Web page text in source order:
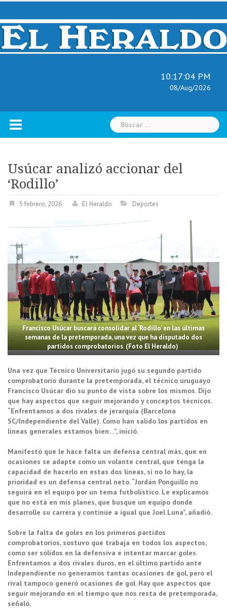
Skip
content
10:17:05 PM
08/Aug/2026
Buscar:
Usúcar analizó accionar del
‘Rodillo’
5 febrero, 2026 El Heraldo Deportes
Francisco Usúcar buscará consolidar al ‘Rodillo’ en las últimas
semanas de la pretemporada, una vez que ha disputado dos
partidos comprobatorios. (Foto El Heraldo)
Una vez que Técnico Universitario jugó su segundo partido
comprobatorio durante la pretemporada, el técnico uruguayo
Francisco Usúcar dio su punto de vista sobre los mismos. Dijo
que hay aspectos que seguir mejorando y conceptos técnicos.
“Enfrentamos a dos rivales de jerarquía (Barcelona
SC/Independiente del Valle). Como han salido los partidos en
líneas generales estamos bien…”, inició.
Manifestó que le hace falta un defensa central más, que en
ocasiones se adapte como un volante central, que tenga la
capacidad de hacerlo en estas dos líneas, si no lo hay, la
prioridad es un defensa central neto. “Jordán Ponguillo no
seguirá en el equipo por un tema futbolístico. Le explicamos
que no está en mis planes, que busque un equipo donde
desarrolle su carrera y continúe a igual que Joel Luna”, añadió.
Sobre la falta de goles en los primeros partidos
comprobatorios, sostuvo que trabaja en todos los aspectos,
como ser sólidos en la defensiva e intentar marcar goles.
Enfrentamos a dos rivales duros, en el último partido ante
Independiente no generamos tantas ocasiones de gol, pero el
rival tampoco generó ocasiones de gol. Hay que aspectos que
seguir mejorando en el tiempo que nos resta de pretemporada,
señaló.